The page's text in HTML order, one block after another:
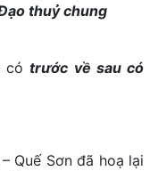
thuỷ chung
cótrước về sau có
Quế Sơn đã hoạ lại